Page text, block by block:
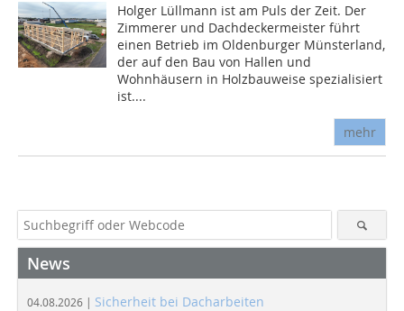
Holger Lüllmann ist am Puls der Zeit. Der
Zimmerer und Dachdeckermeister führt
einen Betrieb im Oldenburger Münsterland,
der auf den Bau von Hallen und
Wohnhäusern in Holzbauweise spezialisiert
ist....
mehr
News
04.08.2026 | Sicherheit bei Dacharbeiten